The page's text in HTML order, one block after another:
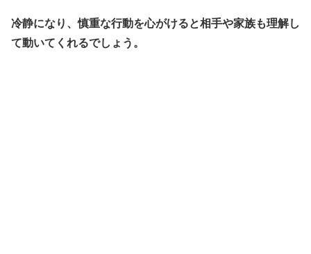
冷静になり、慎重な行動を心がけると相手や家族も理解し
て動いてくれるでしょう。